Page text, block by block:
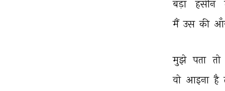
बड़ा हसीन
मैं उस की
मुझे पता तो
वो आइना है